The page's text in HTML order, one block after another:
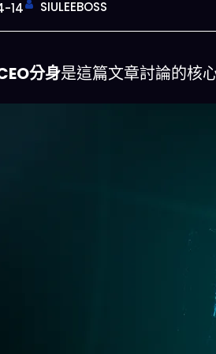
14 SIULEEBOSS
分身是這篇文章討論的核